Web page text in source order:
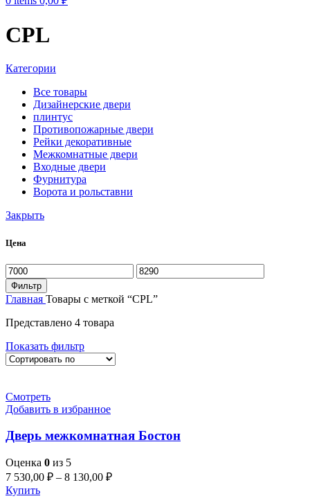
CPL
Категории
Все товары
Дизайнерские двери
плинтус
Противопожарные двери
Рейки декоративные
Межкомнатные двери
Входные двери
Фурнитура
Ворота и рольставни
Закрыть
Цена
Минимальная
цена
Максимальная
цена
Фильтр
Главная Товары с меткой “CPL”
Представлено 4 товара
Показать фильтр
Смотреть
Добавить в избранное
Дверь межкомнатная Бостон
Оценка 0 из 5
7 530,00 ₽ – 8 130,00 ₽
Купить